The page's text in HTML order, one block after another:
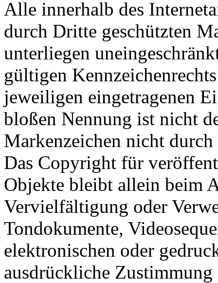
Alle innerhalb des
durch Dritte geschützten
unterliegen
gültigen
jeweiligen eingetragenen
bloßen Nennung ist nicht
Markenzeichen nicht
Das Copyright für
Objekte bleibt allein beim
Vervielfältigung oder
Tondokumente,
elektronischen oder
ausdrückliche